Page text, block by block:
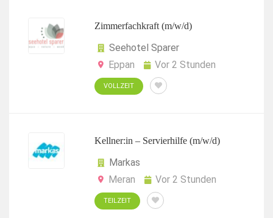
Zimmerfachkraft (m/w/d)
Seehotel Sparer
Eppan
Vor 2 Stunden
VOLLZEIT
Kellner:in – Servierhilfe (m/w/d)
Markas
Meran
Vor 2 Stunden
TEILZEIT